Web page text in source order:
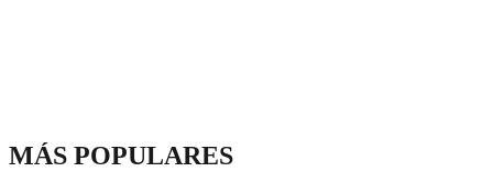
MÁS POPULARES